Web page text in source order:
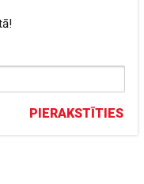
PIERAKSTĪTIES